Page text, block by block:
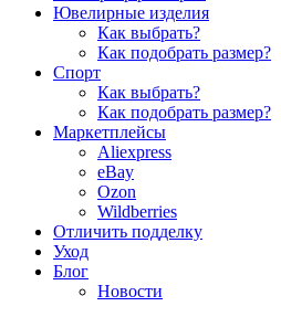
Ювелирные изделия
Как выбрать?
Как подобрать размер?
Спорт
Как выбрать?
Как подобрать размер?
Маркетплейсы
Aliexpress
eBay
Ozon
Wildberries
Отличить подделку
Уход
Блог
Новости